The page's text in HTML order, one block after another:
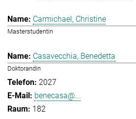
Carmichael, Christine
Masterstudentin
Casavecchia, Benedetta
Doktorandin
2027
benecasa@...
182